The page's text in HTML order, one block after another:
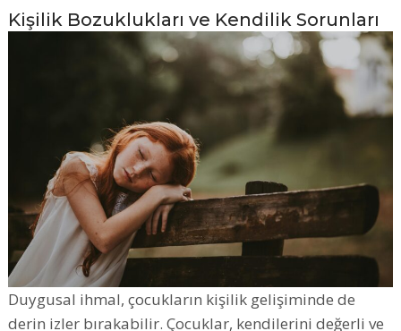
Kişilik Bozuklukları ve Kendilik Sorunları
Duygusal ihmal, çocukların kişilik gelişiminde de
derin izler bırakabilir. Çocuklar, kendilerini değerli ve